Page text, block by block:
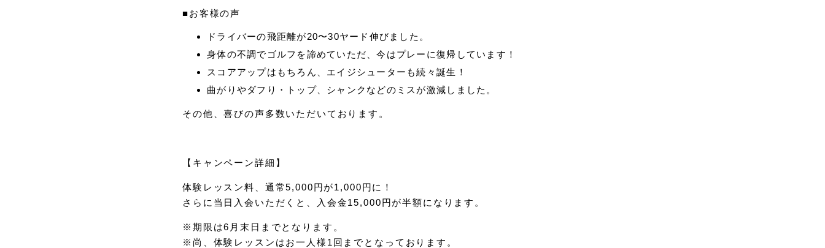
■お客様の声
ドライバーの飛距離が20〜30ヤード伸びました。
身体の不調でゴルフを諦めていただ、今はプレーに復帰しています！
スコアアップはもちろん、エイジシューターも続々誕生！
曲がりやダフり・トップ、シャンクなどのミスが激減しました。
その他、喜びの声多数いただいております。
【キャンペーン詳細】
体験レッスン料、通常5,000円が1,000円に！
さらに当日入会いただくと、入会金15,000円が半額になります。
※期限は6月末日までとなります。
※尚、体験レッスンはお一人様1回までとなっております。